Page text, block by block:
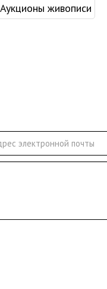
Аукционы живописи